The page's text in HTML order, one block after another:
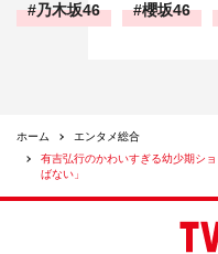
乃木坂46 櫻坂46
ホーム
エンタメ総合
有吉弘行のかわいすぎる幼少期シ
ばない」